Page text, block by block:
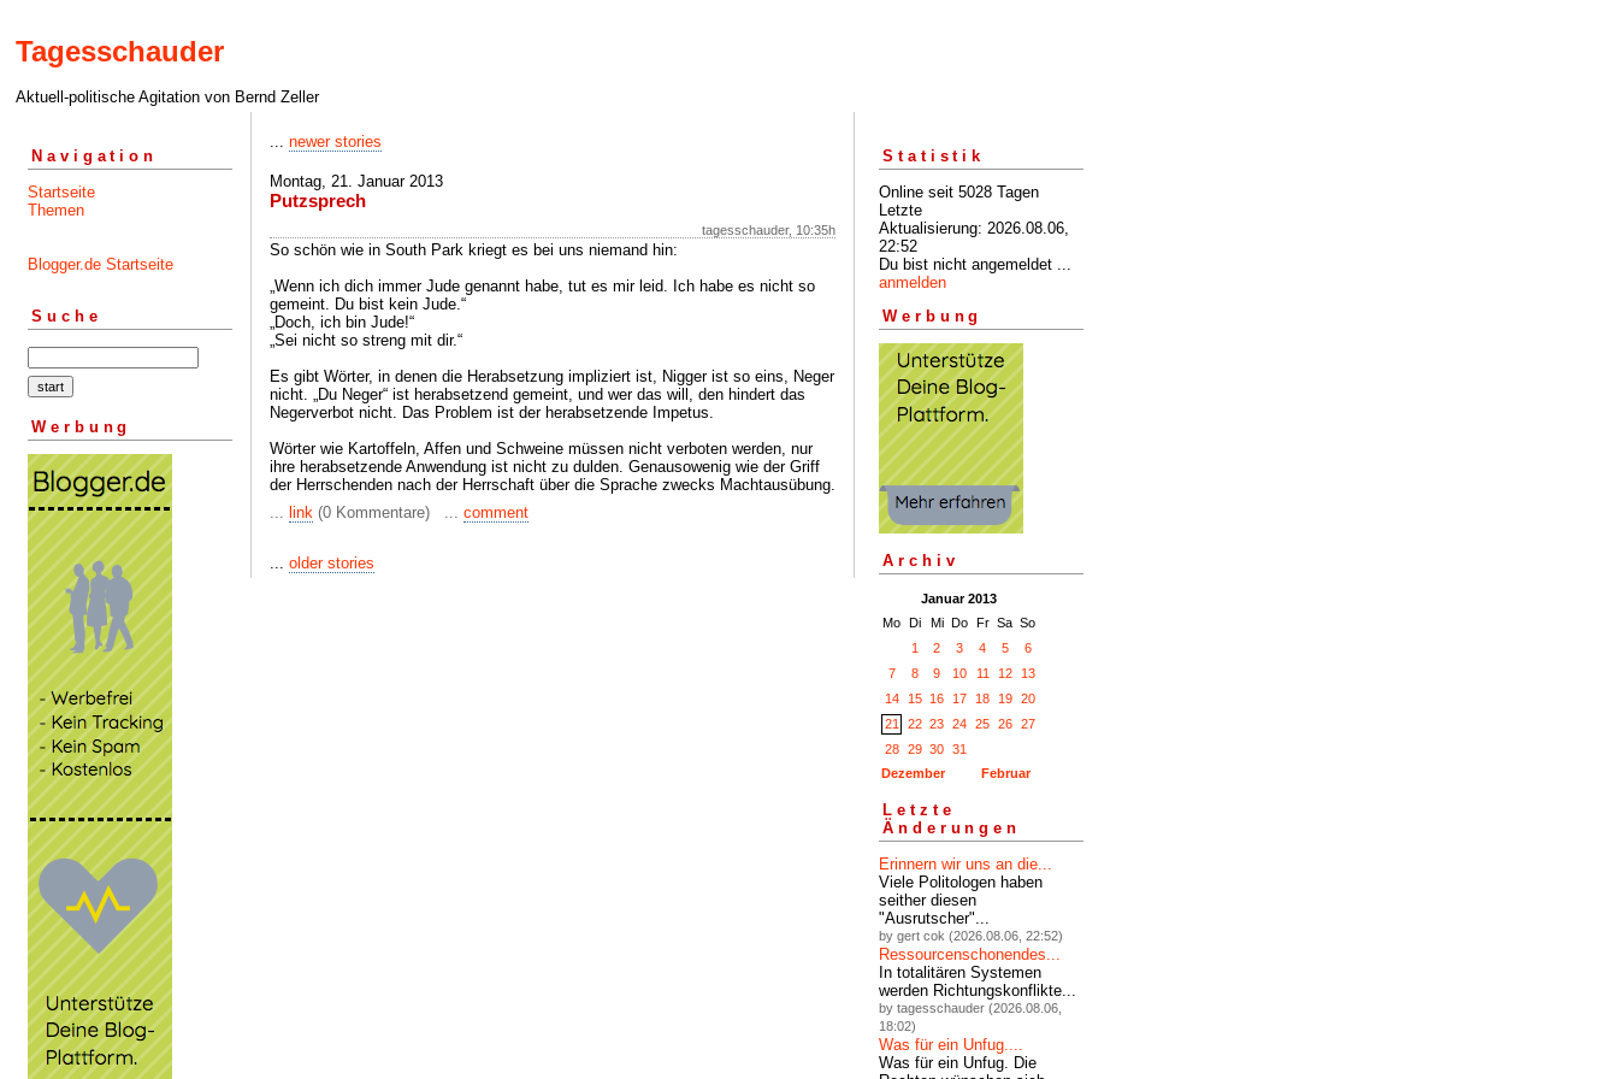
Tagesschauder
Aktuell-politische Agitation von Bernd Zeller
Navigation
Startseite
Themen
Blogger.de Startseite
Suche
Werbung
... newer stories
Montag, 21. Januar 2013
Putzsprech
tagesschauder, 10:35h
So schön wie in South Park kriegt es bei uns niemand hin:
„Wenn ich dich immer Jude genannt habe, tut es mir leid. Ich habe es nicht so
gemeint. Du bist kein Jude.“
„Doch, ich bin Jude!“
„Sei nicht so streng mit dir.“
Es gibt Wörter, in denen die Herabsetzung impliziert ist, Nigger ist so eins, Neger
nicht. „Du Neger“ ist herabsetzend gemeint, und wer das will, den hindert das
Negerverbot nicht. Das Problem ist der herabsetzende Impetus.
Wörter wie Kartoffeln, Affen und Schweine müssen nicht verboten werden, nur
ihre herabsetzende Anwendung ist nicht zu dulden. Genausowenig wie der Griff
der Herrschenden nach der Herrschaft über die Sprache zwecks Machtausübung.
... link (0 Kommentare) ... comment
... older stories
Statistik
Online seit 5028 Tagen
Letzte
Aktualisierung: 2026.08.06,
22:52
Du bist nicht angemeldet ...
anmelden
Werbung
Archiv
Januar 2013
Mo Di Mi Do Fr Sa So
1
2 3 4 5
6
7
8 9 10 11 12
13
14
15 16 17 18 19
20
21
22 23 24 25 26
27
28
29 30 31
Dezember
Februar
Letzte
Änderungen
Erinnern wir uns an die...
Viele Politologen haben
seither diesen
"Ausrutscher"...
by gert cok (2026.08.06, 22:52)
Ressourcenschonendes...
In totalitären Systemen
werden Richtungskonflikte...
by tagesschauder (2026.08.06,
18:02)
Was für ein Unfug....
Was für ein Unfug. Die